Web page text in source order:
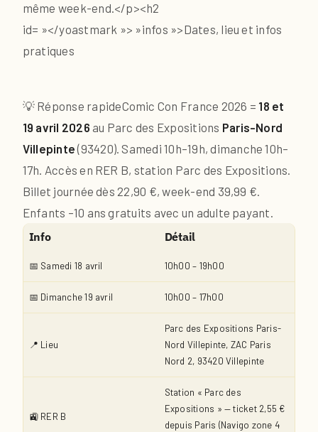
même week-end.</p><h2
id= »</yoastmark »> »infos »>Dates, lieu et infos
pratiques
💡 Réponse rapideComic Con France 2026 = 18 et
19 avril 2026 au Parc des Expositions Paris-Nord
Villepinte(93420). Samedi 10h–19h, dimanche 10h–
17h. Accès en RER B, station Parc des Expositions.
Billet journée dès 22,90 €, week-end 39,99 €.
Enfants –10 ans gratuits avec un adulte payant.
Info
Détail
📅 Samedi 18 avril 10h00 – 19h00
📅 Dimanche 19 avril 10h00 – 17h00
📍 Lieu
Parc des Expositions Paris-
Nord Villepinte, ZAC Paris
Nord 2, 93420 Villepinte
🚉 RER B
Station « Parc des
Expositions » — ticket 2,55 €
depuis Paris (Navigo zone 4